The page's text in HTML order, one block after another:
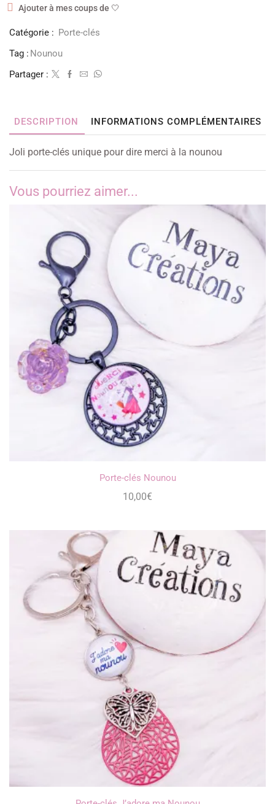
Ajouter à mes coups de 🤍
Catégorie : Porte-clés
Tag : Nounou
Partager :
DESCRIPTION INFORMATIONS COMPLÉMENTAIRES
Joli porte-clés unique pour dire merci à la nounou
Vous pourriez aimer...
Porte-clés Nounou
10,00€